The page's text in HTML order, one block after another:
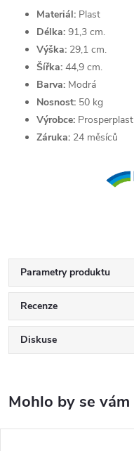
Materiál: Plast
Délka: 91,3 cm.
Výška: 29,1 cm.
Šířka: 44,9 cm.
Barva: Modrá
Nosnost: 50 kg
Výrobce: Prosperplast
Záruka: 24 měsíců
Parametry produktu
Recenze
Diskuse